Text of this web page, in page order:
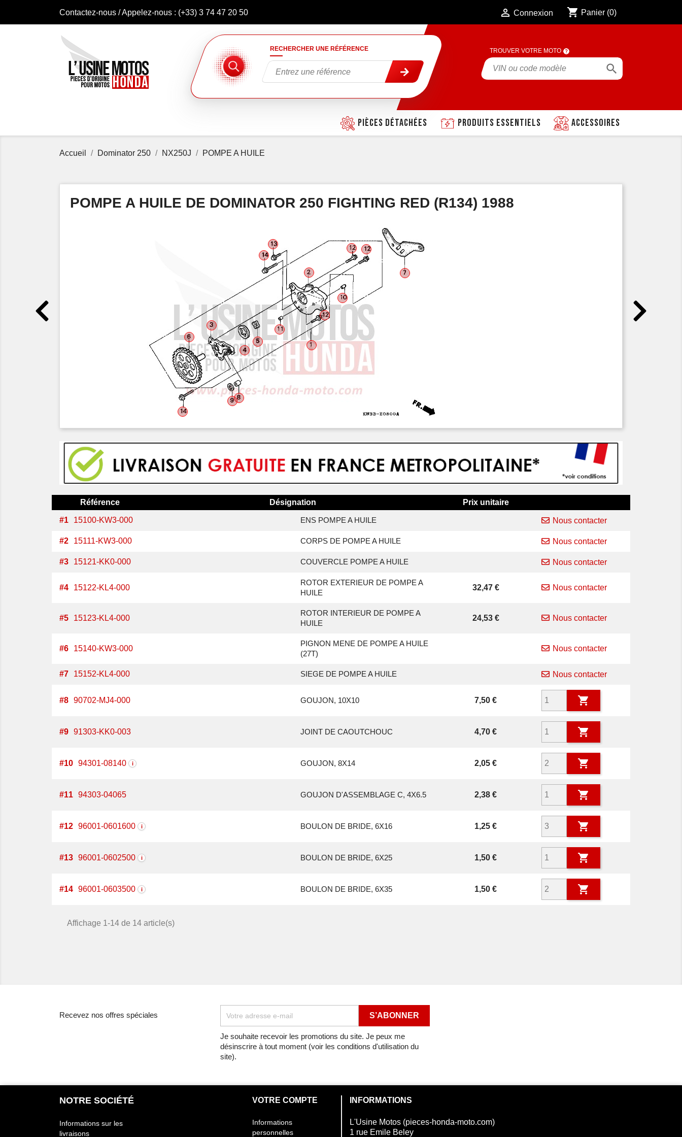
Contactez-nous / Appelez-nous : (+33) 3 74 47 20 50  Connexion shopping_cart Panier (0)
RECHERCHER UNE RÉFÉRENCE TROUVER VOTRE MOTO

Accessoires
Produits essentiels
Pièces détachées
Accueil Dominator 250 NX250J POMPE A HUILE
POMPE A HUILE DE DOMINATOR 250 FIGHTING RED (R134) 1988
Référence Désignation Prix unitaire
#1 15100-KW3-000 ENS POMPE A HUILE Nous contacter
#2 15111-KW3-000 CORPS DE POMPE A HUILE Nous contacter
#3 15121-KK0-000 COUVERCLE POMPE A HUILE Nous contacter
#4 15122-KL4-000
ROTOR EXTERIEUR DE POMPE A
HUILE
Prix
32,47 € Nous contacter
#5 15123-KL4-000
ROTOR INTERIEUR DE POMPE A
HUILE
Prix
24,53 € Nous contacter
#6 15140-KW3-000
PIGNON MENE DE POMPE A HUILE
(27T)
Nous contacter
#7 15152-KL4-000 SIEGE DE POMPE A HUILE Nous contacter
#8 90702-MJ4-000 GOUJON, 10X10 Prix
7,50 € 
#9 91303-KK0-003 JOINT DE CAOUTCHOUC Prix
4,70 € 
#10 94301-08140 i GOUJON, 8X14 Prix
2,05 € 
#11 94303-04065 GOUJON D'ASSEMBLAGE C, 4X6.5 Prix
2,38 € 
#12 96001-0601600 i BOULON DE BRIDE, 6X16 Prix
1,25 € 
#13 96001-0602500 i BOULON DE BRIDE, 6X25 Prix
1,50 € 
#14 96001-0603500 i BOULON DE BRIDE, 6X35 Prix
1,50 € 
Affichage 1-14 de 14 article(s)
Recevez nos offres spéciales
Je souhaite recevoir les promotions du site. Je peux me
désinscrire à tout moment (voir les conditions d'utilisation du
site).
NOTRE SOCIÉTÉ
Informations sur les
livraisons
VOTRE COMPTE
Informations
personnelles
INFORMATIONS
L'Usine Motos (pieces-honda-moto.com)
1 rue Emile Beley